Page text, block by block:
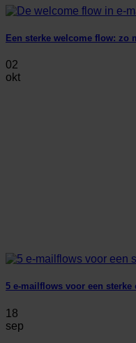
Een sterke welcome flow: zo
02
okt
5 e-mailflows voor een
18
sep